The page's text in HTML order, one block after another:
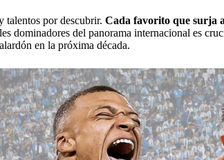
talentos por descubrir. Cada favorito que surja
dominadores del panorama internacional es
en la próxima década.